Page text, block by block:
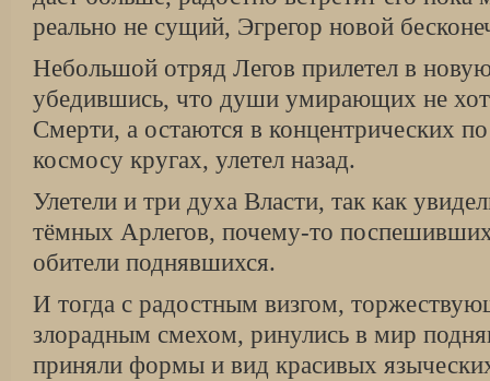
реально не сущий, Эгрегор новой
Небольшой отряд Легов прилетел в
убедившись, что души умирающих не
Смерти, а остаются в концентрических
космосу кругах, улетел назад.
Улетели и три духа Власти, так как
тёмных Арлегов, почему-то поспешивших
обители поднявшихся.
И тогда с радостным визгом,
злорадным смехом, ринулись в мир
приняли формы и вид красивых